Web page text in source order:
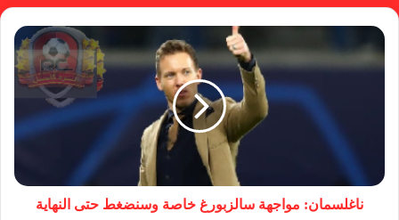
ناغلسمان: مواجهة سالزبورغ خاصة وسنضغط حتى النهاية